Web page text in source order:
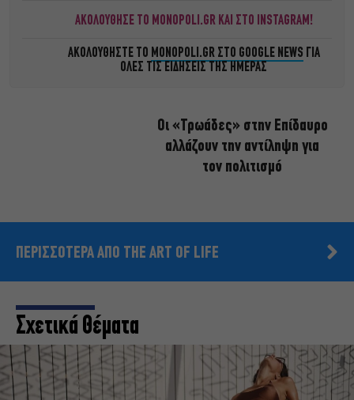
ΑΚΟΛΟΥΘΗΣΕ ΤΟ MONOPOLI.GR ΚΑΙ ΣΤΟ INSTAGRAM!
ΑΚΟΛΟΥΘΗΣΤΕ ΤΟ MONOPOLI.GR ΣΤΟ GOOGLE NEWS ΓΙΑ
ΟΛΕΣ ΤΙΣ ΕΙΔΗΣΕΙΣ ΤΗΣ ΗΜΕΡΑΣ
Οι «Τρωάδες» στην Επίδαυρο
αλλάζουν την αντίληψη για
τον πολιτισμό
ΠΕΡΙΣΣΟΤΕΡΑ ΑΠΟ THE ART OF LIFE
Σχετικά Θέματα